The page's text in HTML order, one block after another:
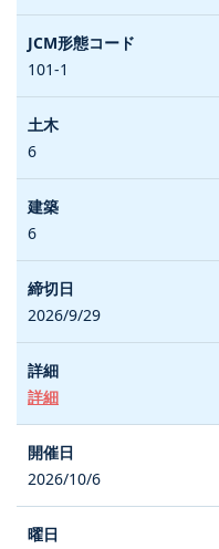
101-1
6
6
2026/9/29
詳細
2026/10/6